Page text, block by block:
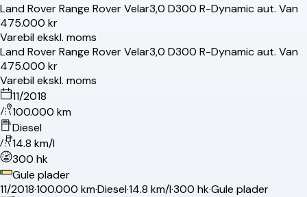
Land RoverRange Rover Velar3,0 D300 R-Dynamic aut. Van
475.000 kr
Varebil ekskl. moms
Land RoverRange Rover Velar3,0 D300 R-Dynamic aut. Van
475.000 kr
Varebil ekskl. moms
11/2018
100.000 km
Diesel
14.8 km/l
300 hk
Gule plader
11/2018·100.000 km·Diesel·14.8 km/l·300 hk·Gule plader